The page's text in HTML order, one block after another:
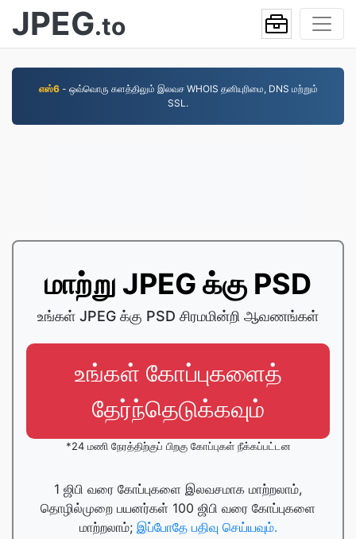
JPEG.to
எஸ்6- ஒவ்வொரு களத்திலும் இலவச WHOIS தனியுரிமை, DNS மற்றும்
SSL.
மாற்று JPEG க்கு PSD
உங்கள் JPEG க்கு PSD சிரமமின்றி ஆவணங்கள்
உங்கள் கோப்புகளைத்
தேர்ந்தெடுக்கவும்
*24 மணி நேரத்திற்குப் பிறகு கோப்புகள் நீக்கப்பட்டன
1 ஜிபி வரை கோப்புகளை இலவசமாக மாற்றலாம்,
தொழில்முறை பயனர்கள் 100 ஜிபி வரை கோப்புகளை
மாற்றலாம்; இப்போதே பதிவு செய்யவும்.